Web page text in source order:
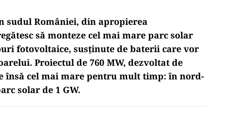
sudul României, din apropierea
să monteze cel mai mare parc solar
fotovoltaice, susținute de baterii care vor
Proiectul de 760 MW, dezvoltat de
însă cel mai mare pentru mult timp: în nord-
solar de 1 GW.